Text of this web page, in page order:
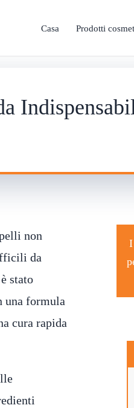
Casa Prodotti
non
da
stato
una formula
cura rapida
I